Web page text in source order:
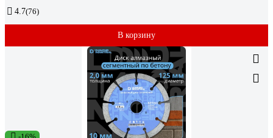
4.7(76)
В корзину